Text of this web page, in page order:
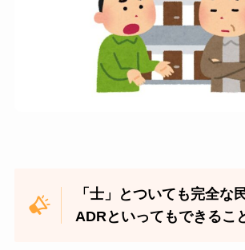
「士」とついても完全な
ADRといってもできるこ